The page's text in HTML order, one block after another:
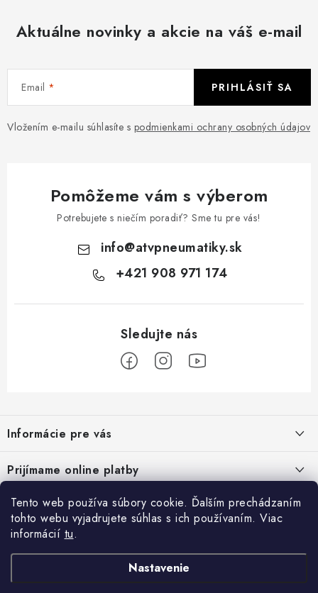
Tento web používa súbory cookie. Ďalším prechádzaním
tohto webu vyjadrujete súhlas s ich používaním. Viac
informácií tu.
Nastavenie
Aktuálne novinky a akcie na váš e-mail
Email
Vložením e-mailu súhlasíte s podmienkami ochrany osobných údajov
PRIHLÁSIŤ SA
Pomôžeme vám s výberom
Potrebujete s niečím poradiť? Sme tu pre vás!
info@atvpneumatiky.sk
+421 908 971 174
p
ä
t
Informácie pre vás
Reklamačný poriadok - formulár
Kontakt
Prijímame online platby
Prihlásenie
E-mail
Facebook
Posledné hodnotenie produktov